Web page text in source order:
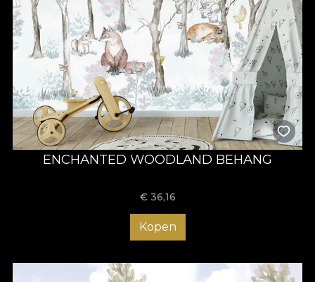
ENCHANTED WOODLAND BEHANG
€ 36,16
Kopen